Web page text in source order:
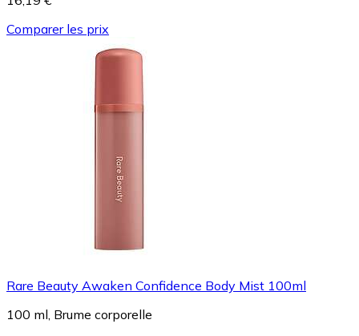
Comparer les prix
Rare Beauty Awaken Confidence Body Mist 100ml
100 ml, Brume corporelle